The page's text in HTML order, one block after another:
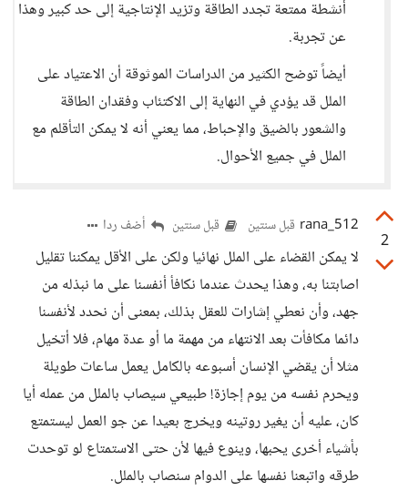
أنشطة ممتعة تجدد الطاقة وتزيد الإنتاجية إلى حد كبير وهذا
عن تجربة.
أيضاً توضح الكثير من الدراسات الموثوقة أن الاعتياد على
الملل قد يؤدي في النهاية إلى الاكتئاب وفقدان الطاقة
والشعور بالضيق والإحباط، مما يعني أنه لا يمكن التأقلم مع
الملل في جميع الأحوال.
2
rana_512 قبل سنتين قبل سنتين أضف ردا
لا يمكن القضاء على الملل نهائيا ولكن على الأقل يمكننا تقليل
اصابتنا به، وهذا يحدث عندما نكافأ أنفسنا على ما نبذله من
جهد، وأن نعطي إشارات للعقل بذلك، بمعنى أن نحدد لأنفسنا
دائما مكافأت بعد الانتهاء من مهمة ما أو عدة مهام، فلا أتخيل
مثلا أن يقضي الإنسان أسبوعه بالكامل يعمل ساعات طويلة
ويحرم نفسه من يوم إجازة! طبيعي سيصاب بالملل من عمله أيا
كان، عليه أن يغير روتينه ويخرج بعيدا عن جو العمل ليستمتع
بأشياء أخرى يحبها، وينوع فيها لأن حتى الاستمتاع لو توحدت
طرقه واتبعنا نفسها على الدوام سنصاب بالملل.